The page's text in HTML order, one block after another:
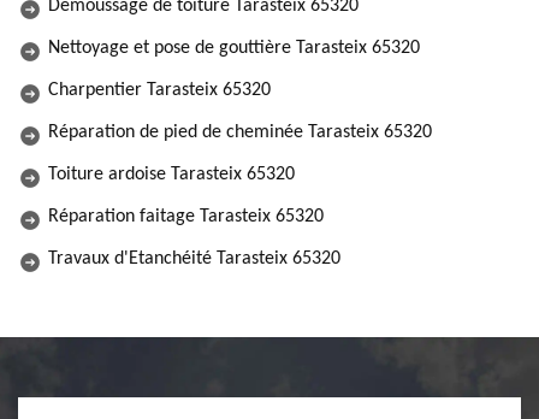
Demoussage de toiture Tarasteix 65320
Nettoyage et pose de gouttière Tarasteix 65320
Charpentier Tarasteix 65320
Réparation de pied de cheminée Tarasteix 65320
Toiture ardoise Tarasteix 65320
Réparation faitage Tarasteix 65320
Travaux d'Etanchéité Tarasteix 65320